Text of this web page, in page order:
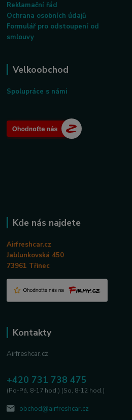
Reklamační řád
Ochrana osobních údajů
Formulář pro odstoupení od
smlouvy
Velkoobchod
Spolupráce s námi
Kde nás najdete
Airfreshcar.cz
Jablunkovská 450
73961 Třinec
Kontakty
Airfreshcar.cz
+420 731 738 475
(Po-Pá, 8-17 hod.) (So, 8-12 hod.)
obchod@airfreshcar.cz